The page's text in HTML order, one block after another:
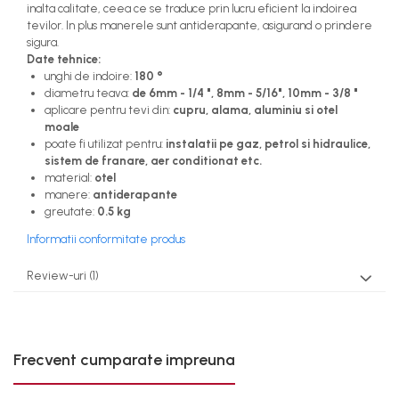
Mercedes
Mini
Nissan
Opel
Peugeot
Renault
Saab
Seat
Skoda
Suzuki
Universale
Scule Pneumatice
inalta calitate, ceea ce se traduce prin lucru eficient la indoirea
tevilor. In plus manerele sunt antiderapante, asigurand o prindere
sigura.
Date tehnice:
unghi de indoire: 180 °
diametru teava: de 6mm - 1/4 ", 8mm - 5/16", 10mm - 3/8 "
aplicare pentru tevi din: cupru, alama, aluminiu si otel
moale
poate fi utilizat pentru: instalatii pe gaz, petrol si hidraulice,
sistem de franare, aer conditionat etc.
material: otel
manere: antiderapante
greutate: 0.5 kg
Informatii conformitate produs
Review-uri (1)
Frecvent cumparate impreuna